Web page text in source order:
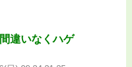
違いなくハゲ